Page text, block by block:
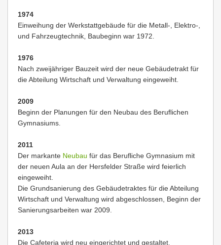
1974
Einweihung der Werkstattgebäude für die Metall-, Elektro-,
und Fahrzeugtechnik, Baubeginn war 1972.
1976
Nach zweijähriger Bauzeit wird der neue Gebäudetrakt für
die Abteilung Wirtschaft und Verwaltung eingeweiht.
2009
Beginn der Planungen für den Neubau des Beruflichen
Gymnasiums.
2011
Der markante Neubau für das Berufliche Gymnasium mit
der neuen Aula an der Hersfelder Straße wird feierlich
eingeweiht.
Die Grundsanierung des Gebäudetraktes für die Abteilung
Wirtschaft und Verwaltung wird abgeschlossen, Beginn der
Sanierungsarbeiten war 2009.
2013
Die Cafeteria wird neu eingerichtet und gestaltet.